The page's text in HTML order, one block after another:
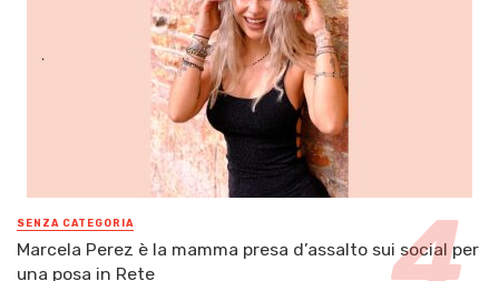
SENZA CATEGORIA
Marcela Perez è la mamma presa d’assalto sui social per
una posa in Rete